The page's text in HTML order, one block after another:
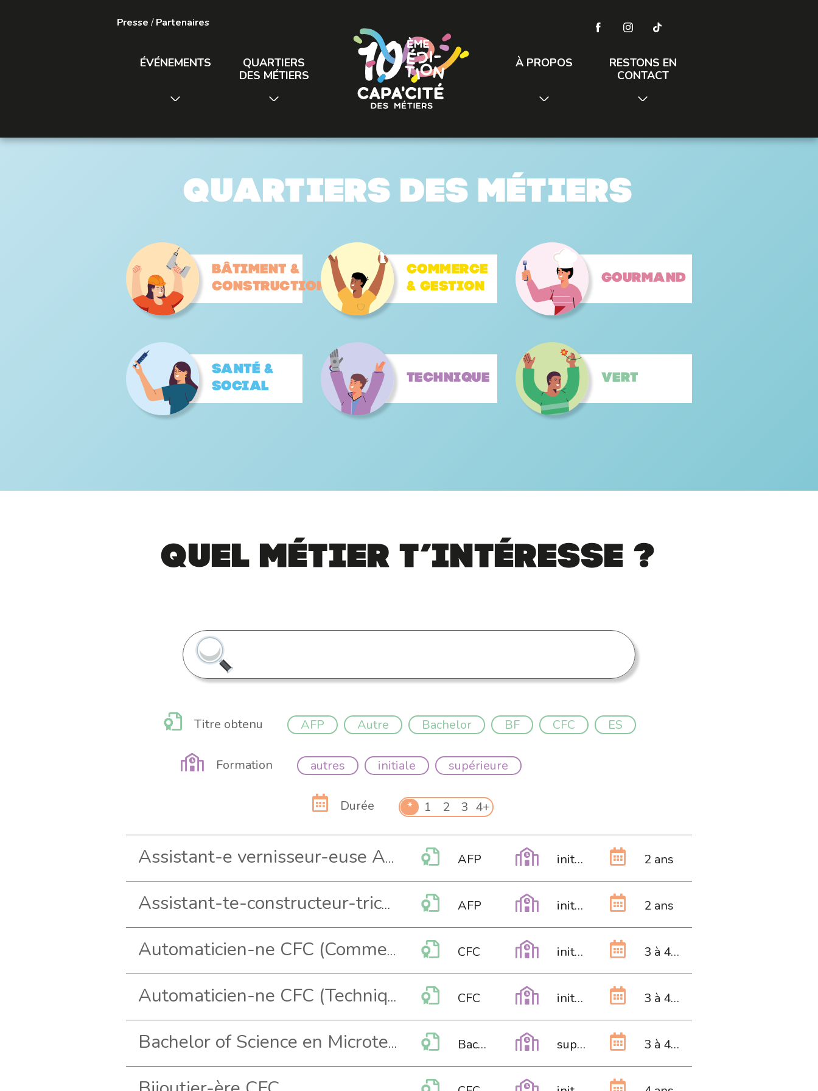
Presse/Partenaires
ÉVÉNEMENTS
QUARTIERS
DES MÉTIERS
À PROPOS
RESTONS EN
CONTACT
Quartiers des métiers
Bâtiment &
construction
Commerce
& gestion
Gourmand
Santé &
Social
Technique Vert
Quel métier t’intéresse ?
Titre obtenu AFP Autre Bachelor BF CFC ES
Formation autres initiale supérieure
Durée * 1 2 3 4+
Assistant-e vernisseur-euse AFP AFP initiale 2 ans
Assistant-te-constructeur-trice de routes AFP AFP initiale 2 ans
Automaticien-ne CFC (Commerce) CFC initiale 3 à 4 ans
Automaticien-ne CFC (Technique) CFC initiale 3 à 4 ans
Bachelor of Science en Microtechniques Bachelor HES supérieure 3 à 4 ans